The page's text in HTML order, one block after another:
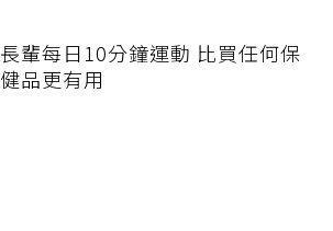
長輩每日10分鐘運動 比買任何保
健品更有用